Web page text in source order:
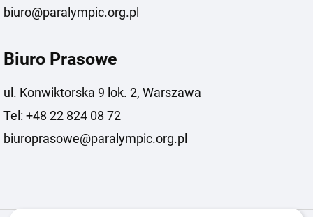
biuro@paralympic.org.pl
Biuro Prasowe
ul. Konwiktorska 9 lok. 2, Warszawa
Tel: +48 22 824 08 72
biuroprasowe@paralympic.org.pl